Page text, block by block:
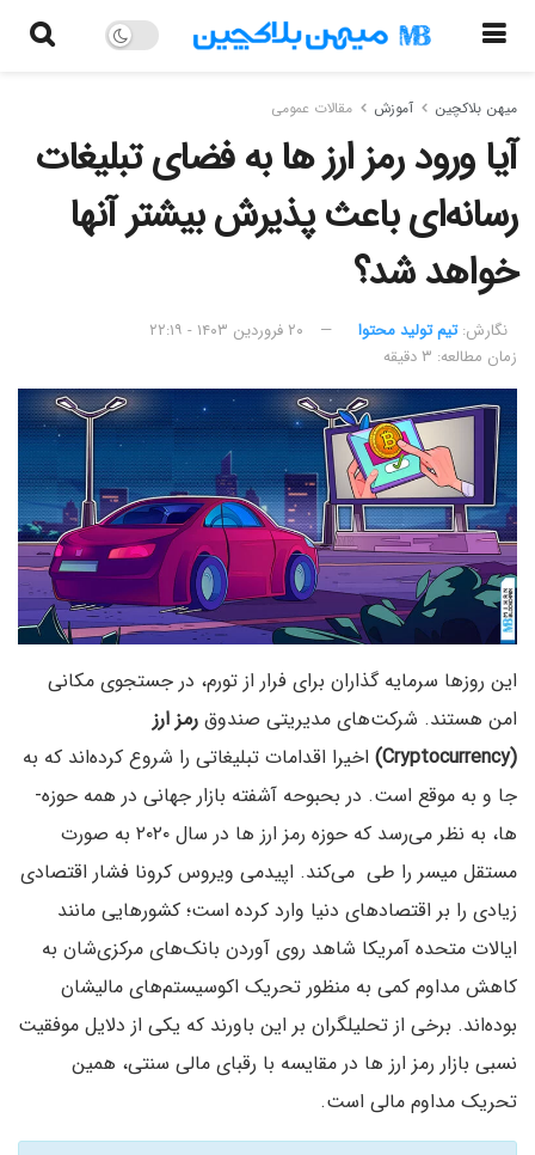
میهن بلاکچین آموزش مقالات عمومی
آیا ورود رمز ارز ها به فضای تبلیغات
رسانه‌ای باعث پذیرش بیشتر آنها
خواهد شد؟
نگارش:‌ تیم تولید محتوا
۲۰ فروردین ۱۴۰۳ - ۲۲:۱۹
زمان مطالعه: ۳ دقیقه
این روزها سرمایه­ گذاران برای فرار از تورم، در جستجوی مکانی
امن هستند. شرکت­‌های مدیریتی صندوق رمز ارز
(Cryptocurrency)
اخیرا اقدامات تبلیغاتی را شروع کرده­‌اند که به
جا و به­ موقع است. در بحبوحه آشفته­ بازار جهانی در همه حوزه‌­
ها، به نظر می­‌رسد که حوزه رمز ارز ها در سال ۲۰۲۰ به صورت
مستقل میسر را طی می‌کند. اپیدمی ویروس کرونا فشار اقتصادی
زیادی را بر اقتصادهای دنیا وارد کرده است؛ کشورهایی مانند
ایالات متحده آمریکا شاهد روی آوردن بانک‌­های مرکزی­‌شان به
کاهش مداوم کمی به منظور تحریک اکوسیستم‌های مالیشان
بوده‌­اند. برخی از تحلیل­گران بر این باورند که یکی از دلایل موفقیت
نسبی بازار رمز ارز ها در مقایسه با رقبای مالی سنتی­، همین
تحریک مداوم مالی است.